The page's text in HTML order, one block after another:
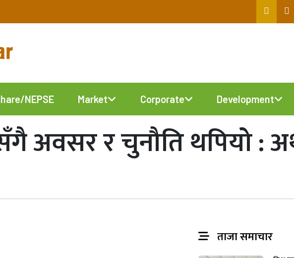
NEPSE Market Corporate Development
अवसर र चुनौति थपियो :
ताजा समाचार